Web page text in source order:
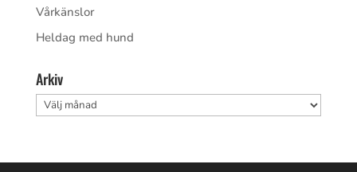
Vårkänslor
Heldag med hund
Arkiv
Arkiv